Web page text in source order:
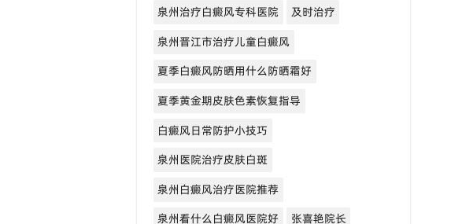
泉州治疗白癜风专科医院
及时治疗
泉州晋江市治疗儿童白癜风
夏季白癜风防晒用什么防晒霜好
夏季黄金期皮肤色素恢复指导
白癜风日常防护小技巧
泉州医院治疗皮肤白斑
泉州白癜风治疗医院推荐
泉州看什么白癜风医院好
张喜艳院长